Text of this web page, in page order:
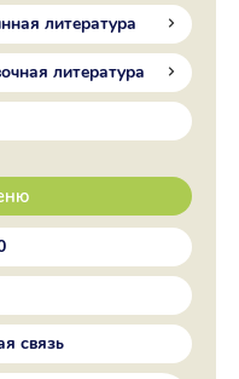
литература
литература
связь